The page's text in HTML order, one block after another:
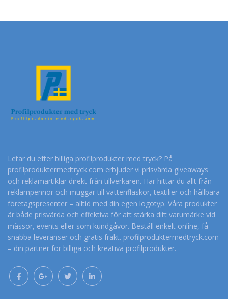
Letar du efter billiga profilprodukter med tryck? På
profilproduktermedtryck.com erbjuder vi prisvärda giveaways
och reklamartiklar direkt från tillverkaren. Här hittar du allt från
reklampennor och muggar till vattenflaskor, textilier och hållbara
företagspresenter – alltid med din egen logotyp. Våra produkter
är både prisvärda och effektiva för att stärka ditt varumärke vid
mässor, events eller som kundgåvor. Beställ enkelt online, få
snabba leveranser och gratis frakt. profilproduktermedtryck.com
– din partner för billiga och kreativa profilprodukter.